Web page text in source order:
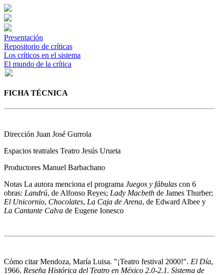
Presentación
Repositorio de críticas
Los críticos en el sistema
El mundo de la crítica
FICHA TÉCNICA
Dirección Juan José Gurrola
Espacios teatrales Teatro Jesús Urueta
Productores Manuel Barbachano
Notas La autora menciona el programa Juegos y fábulas con 6
obras: Landrú, de Alfonso Reyes; Lady Macbeth de James Thurber;
El Unicornio, Chocolates, La Caja de Arena, de Edward Albee y
La Cantante Calva de Eugene Ionesco
Cómo citarMendoza, María Luisa. "¡Teatro festival 2000!". El Día,
1966. Reseña Histórica del Teatro en México 2.0-2.1. Sistema de